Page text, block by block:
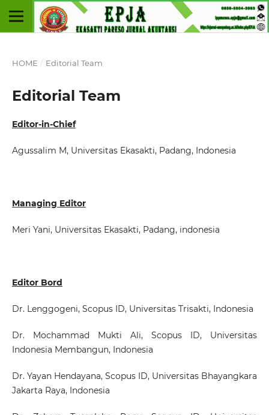
HOME / Editorial Team
Editorial Team
Editor-in-Chief
Agussalim M, Universitas Ekasakti, Padang, Indonesia
Managing Editor
Meri Yani, Universitas Ekasakti, Padang, indonesia
Editor Bord
Dr. Lenggogeni, Scopus ID, Universitas Trisakti, Indonesia
Dr. Mochammad Mukti Ali, Scopus ID, Universitas
Indonesia Membangun, Indonesia
Dr. Yayan Hendayana, Scopus ID, Universitas Bhayangkara
Jakarta Raya, Indonesia